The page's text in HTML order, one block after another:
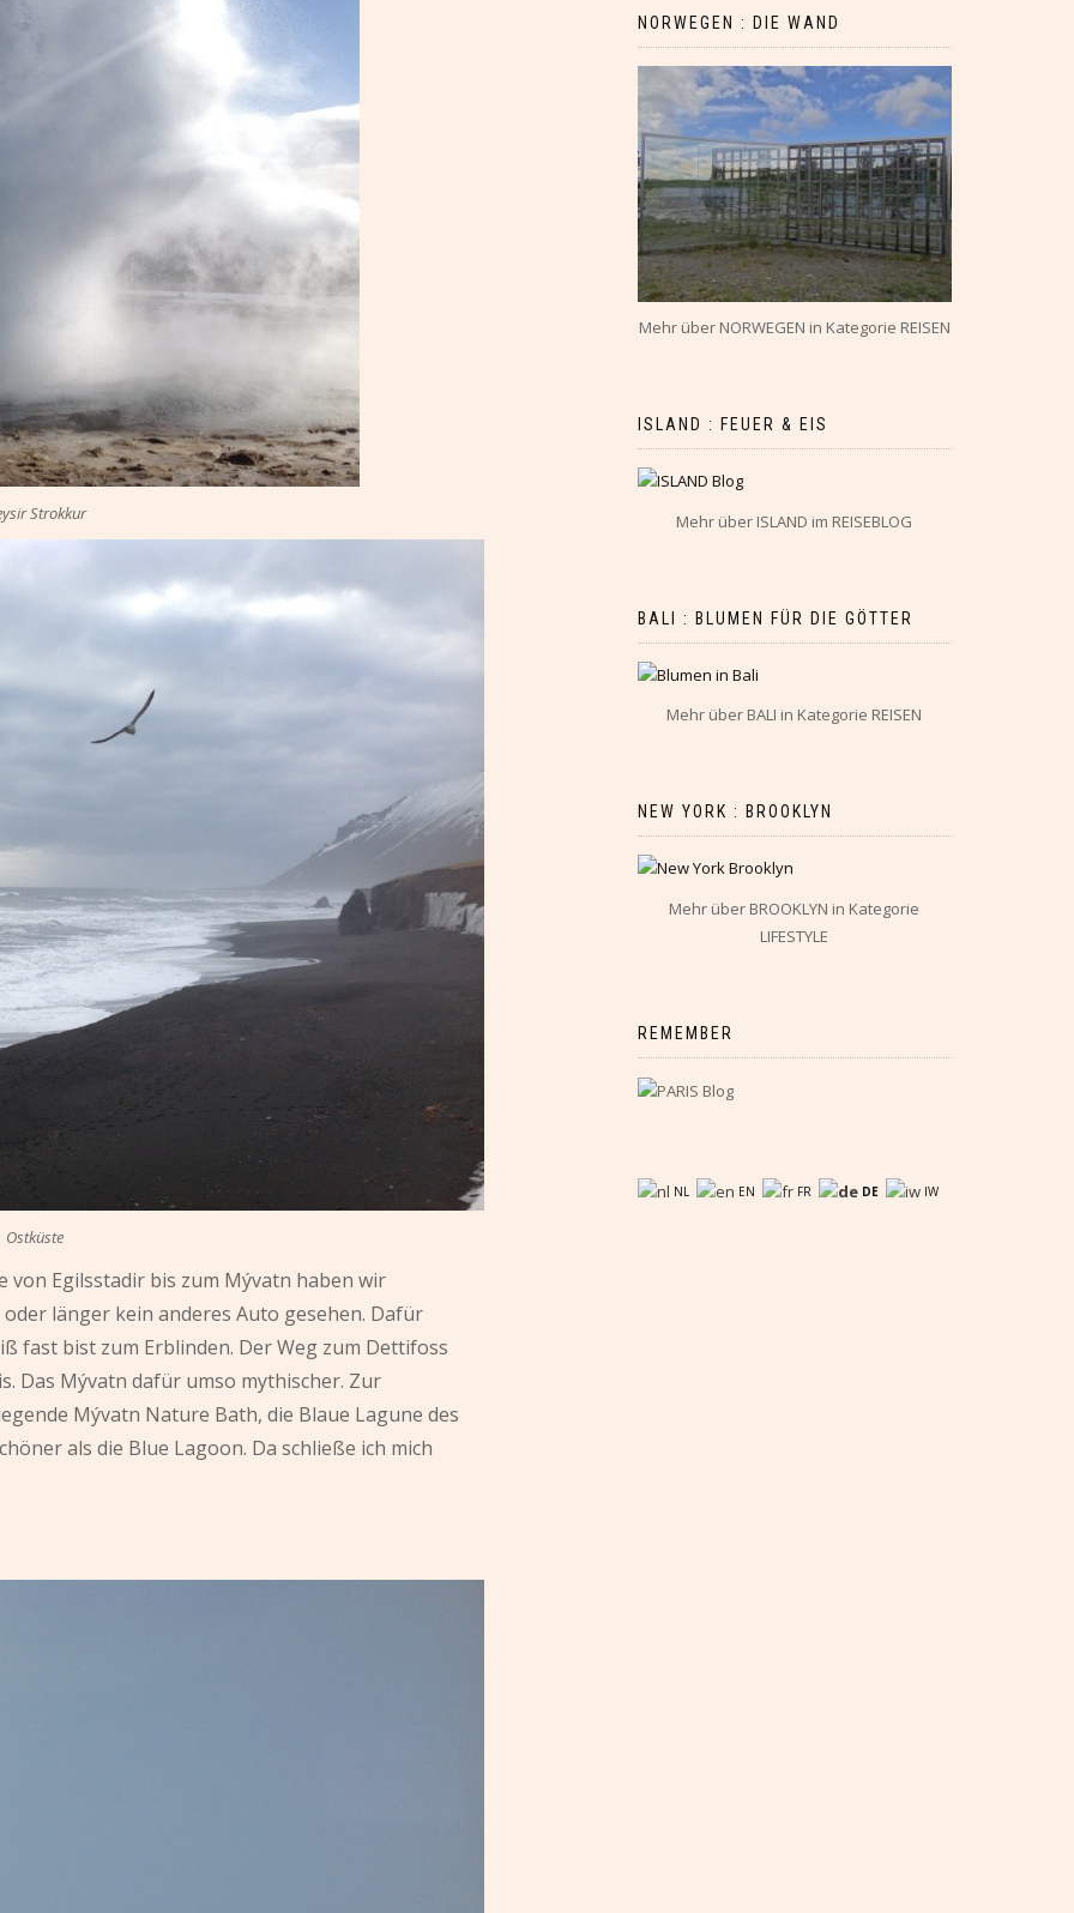
Strokkur
Ostküste
von Egilsstadir bis zum Mývatn haben wir
länger kein anderes Auto gesehen. Dafür
fast bist zum Erblinden. Der Weg zum Dettifoss
Das Mývatn dafür umso mythischer. Zur
Mývatn Nature Bath, die Blaue Lagune des
als die Blue Lagoon. Da schließe ich mich
NORWEGEN : DIE WAND
Mehr über NORWEGEN in Kategorie REISEN
ISLAND : FEUER & EIS
Mehr über ISLAND im REISEBLOG
BALI : BLUMEN FÜR DIE GÖTTER
Mehr über BALI in Kategorie REISEN
NEW YORK : BROOKLYN
Mehr über BROOKLYN in Kategorie
LIFESTYLE
REMEMBER
NL EN FR DE IW